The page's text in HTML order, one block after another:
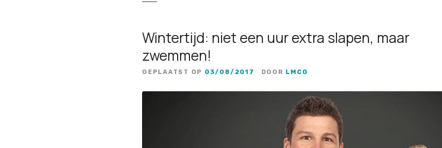
Wintertijd: niet een uur extra slapen, maar
zwemmen!
GEPLAATST OP 03/08/2017 DOOR LMCG